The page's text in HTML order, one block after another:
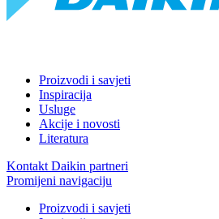
Proizvodi i savjeti
Inspiracija
Usluge
Akcije i novosti
Literatura
Kontakt Daikin partneri
Promijeni navigaciju
Proizvodi i savjeti